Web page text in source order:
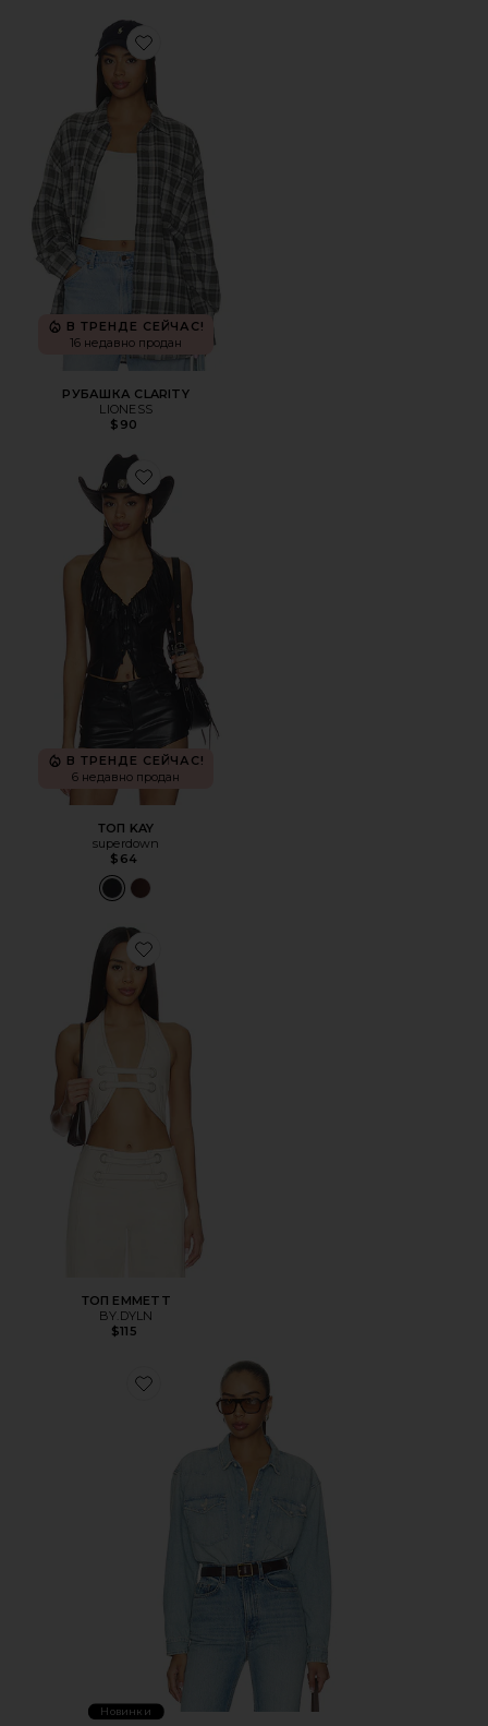
Favorite РУБАШКА CLARITY
В ТРЕНДЕ СЕЙЧАС!
16 недавно продан
РУБАШКА CLARITY
LIONESS
$90
Favorite ТОП KAY
В ТРЕНДЕ СЕЙЧАС!
6 недавно продан
ТОП KAY
superdown
$64
Favorite ТОП EMMETT
ТОП EMMETT
BY.DYLN
$115
Favorite РУБАШКА EXES
Новинки